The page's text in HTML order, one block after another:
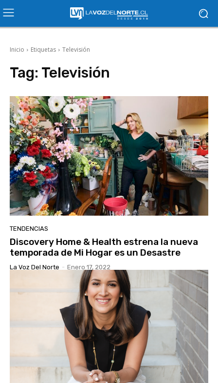
Inicio Etiquetas Televisión
Tag: Televisión
TENDENCIAS
Discovery Home & Health estrena la nueva
temporada de Mi Hogar es un Desastre
La Voz Del Norte - Enero 17, 2022